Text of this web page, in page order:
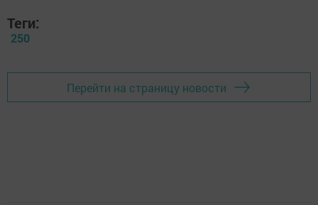
Теги:
250
Перейти на страницу новости